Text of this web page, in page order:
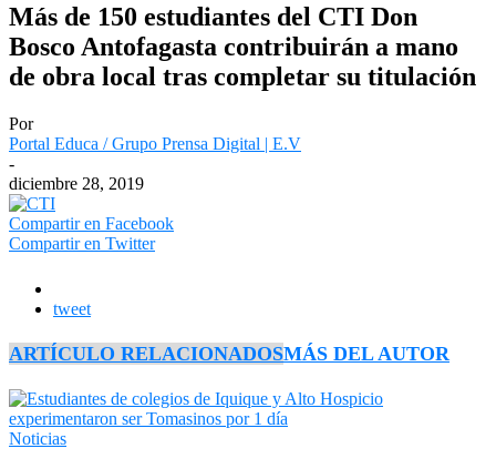
Más de 150 estudiantes del CTI Don
Bosco Antofagasta contribuirán a mano
de obra local tras completar su titulación
Por
Portal Educa / Grupo Prensa Digital | E.V
-
diciembre 28, 2019
Compartir en Facebook
Compartir en Twitter
tweet
ARTÍCULO RELACIONADOSMÁS DEL AUTOR
Noticias